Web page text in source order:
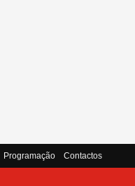
Programação Contactos